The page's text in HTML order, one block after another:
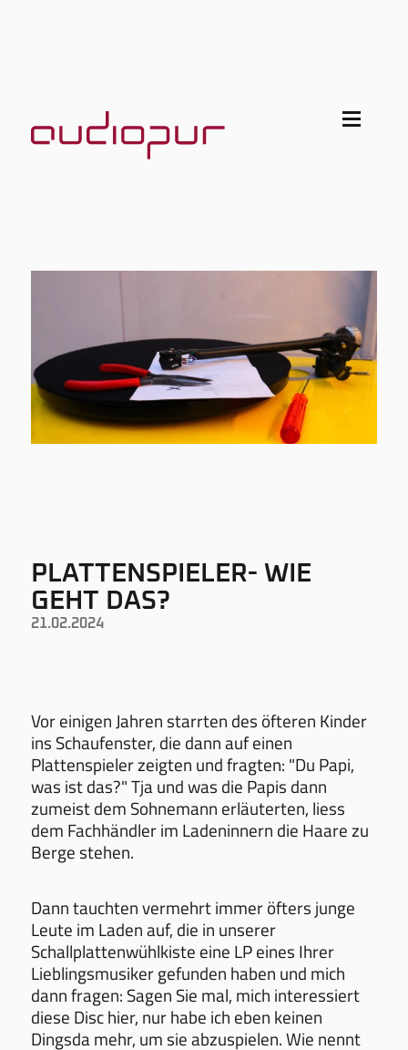
PLATTENSPIELER- WIE
GEHT DAS?
21.02.2024
Vor einigen Jahren starrten des öfteren Kinder
ins Schaufenster, die dann auf einen
Plattenspieler zeigten und fragten: "Du Papi,
was ist das?" Tja und was die Papis dann
zumeist dem Sohnemann erläuterten, liess
dem Fachhändler im Ladeninnern die Haare zu
Berge stehen.
Dann tauchten vermehrt immer öfters junge
Leute im Laden auf, die in unserer
Schallplattenwühlkiste eine LP eines Ihrer
Lieblingsmusiker gefunden haben und mich
dann fragen: Sagen Sie mal, mich interessiert
diese Disc hier, nur habe ich eben keinen
Dingsda mehr, um sie abzuspielen. Wie nennt